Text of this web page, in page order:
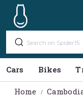
Cars Bikes
Home